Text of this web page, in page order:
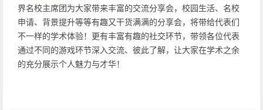
界名校主席团为大家带来丰富的交流分享会，校园生活、名校
申请、背景提升等等有趣又干货满满的分享会，将带给代表们
不一样的学术体验！更有丰富有趣的社交环节，带领各位代表
通过不同的游戏环节深入交流、彼此了解，让大家在学术之余
的充分展示个人魅力与才华！